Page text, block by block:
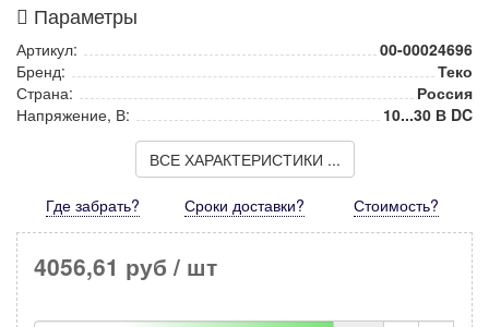
Параметры
Артикул:
00-00024696
Бренд:
Теко
Страна:
Россия
Напряжение, В:
10...30 В DC
ВСЕ ХАРАКТЕРИСТИКИ ...
Где забрать? Сроки доставки? Стоимость?
4056,61 руб / шт